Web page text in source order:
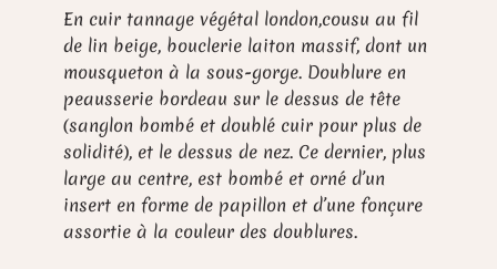
En cuir tannage végétal london,cousu au fil
de lin beige, bouclerie laiton massif, dont un
mousqueton à la sous-gorge. Doublure en
peausserie bordeau sur le dessus de tête
(sanglon bombé et doublé cuir pour plus de
solidité), et le dessus de nez. Ce dernier, plus
large au centre, est bombé et orné d’un
insert en forme de papillon et d’une fonçure
assortie à la couleur des doublures.